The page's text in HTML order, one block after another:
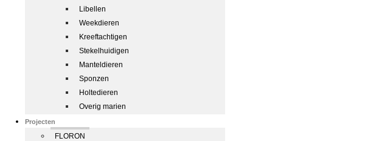
Libellen
Weekdieren
Kreeftachtigen
Stekelhuidigen
Manteldieren
Sponzen
Holtedieren
Overig marien
Projecten
FLORON